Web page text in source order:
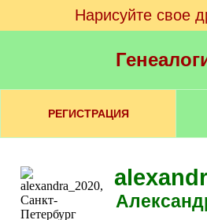
Нарисуйте свое
РЕГИСТРАЦИЯ